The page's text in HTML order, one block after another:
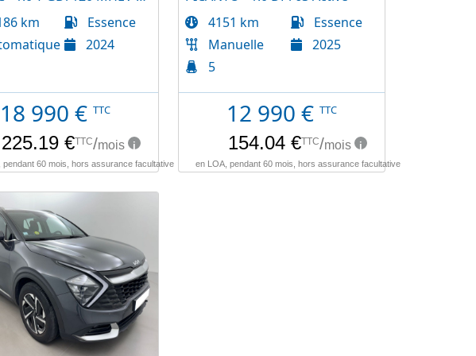
km
Essence
2024
18 990 € TTC
4151 km
Essence
Manuelle
2025
5
12 990 € TTC